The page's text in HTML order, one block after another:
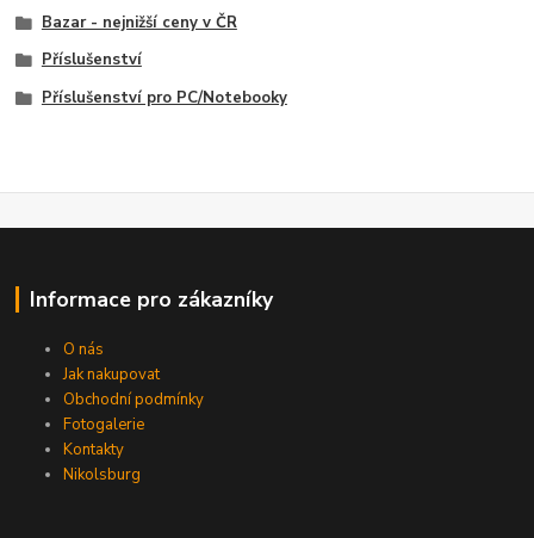
Bazar - nejnižší ceny v ČR
Příslušenství
Příslušenství pro PC/Notebooky
Informace pro zákazníky
O nás
Jak nakupovat
Obchodní podmínky
Fotogalerie
Kontakty
Nikolsburg